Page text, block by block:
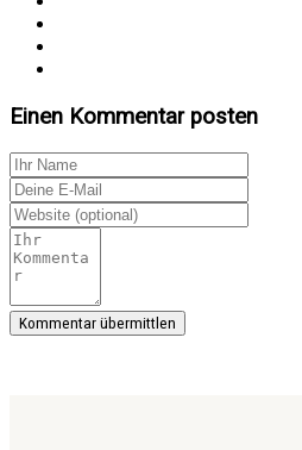
Einen Kommentar posten